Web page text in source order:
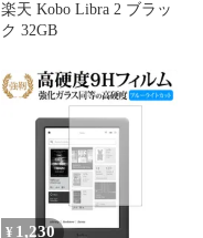
楽天 Kobo Libra 2 ブラッ
ク 32GB
¥ 1,230